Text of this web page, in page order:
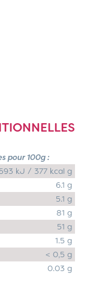
pour 100g :
kJ / 377 kcal g
6.1 g
5.1 g
81 g
51 g
1.5 g
< 0,5 g
0.03 g